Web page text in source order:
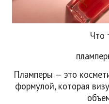
Что
Пламперы — это
формулой, которая